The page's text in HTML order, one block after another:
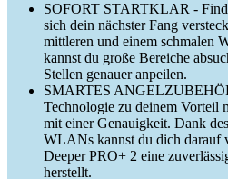
SOFORT STARTKLAR -
sich dein nächster Fang
mittleren und einem schmalen
kannst du große Bereiche
Stellen genauer anpeilen.
SMARTES
Technologie zu deinem Vorteil
mit einer Genauigkeit. Dank
WLANs kannst du dich darauf
Deeper PRO+ 2 eine
herstellt.